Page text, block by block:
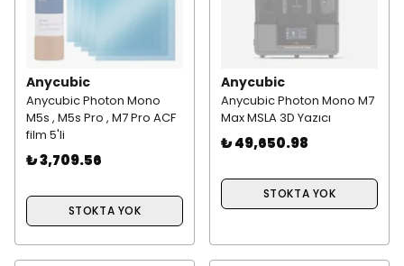
Anycubic
Anycubic Photon Mono
M5s , M5s Pro , M7 Pro ACF
film 5'li
₺ 3,709.56
STOKTA YOK
Anycubic
Anycubic Photon Mono M7
Max MSLA 3D Yazıcı
₺ 49,650.98
STOKTA YOK